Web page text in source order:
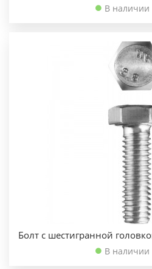
В наличии
Болт с шестигранной
В наличии